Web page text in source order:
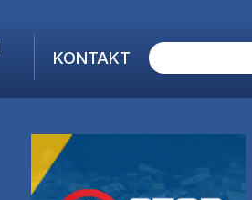
KONTAKT